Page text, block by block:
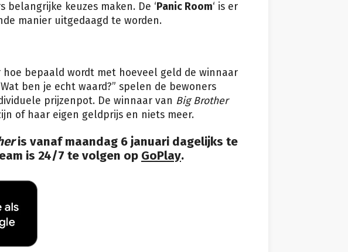
belangrijke keuzes maken. De ‘ Panic Room‘ is er
manier uitgedaagd te worden.
bepaald wordt met hoeveel geld de winnaar
ben je echt waard?” spelen de bewoners
prijzenpot. De winnaar van Big Brother
of haar eigen geldprijs en niets meer.
is vanaf maandag 6 januari dagelijks te
is 24/7 te volgen op GoPlay.